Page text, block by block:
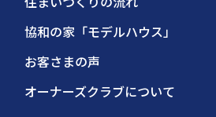
協和の家「モデルハウス」
お客さまの声
オーナーズクラブについて